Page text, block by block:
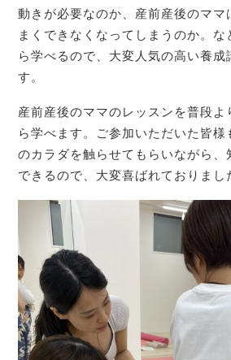
動きが必要なのか、産前産後のママ
まくできなくなってしまうのか。
ら学べるので、大変人気の高い養成
す。
産前産後のママのレッスンを普段よ
ら学べます。ご参加いただいた皆様
のカラダを触らせてもらいながら、
できるので、大変喜ばれておりまし